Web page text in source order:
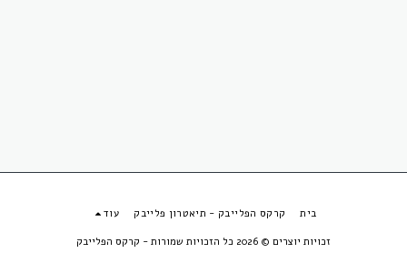
בית קרקס הפלייבק - תיאטרון פלייבק עוד
זכויות יוצרים © 2026 כל הזכויות שמורות - קרקס הפלייבק